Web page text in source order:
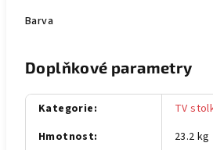
Barva
Doplňkové parametry
Kategorie:
TV
Hmotnost:
23.2 kg